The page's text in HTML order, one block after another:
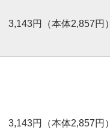
3,143円（本体2,857円）
3,143円（本体2,857円）